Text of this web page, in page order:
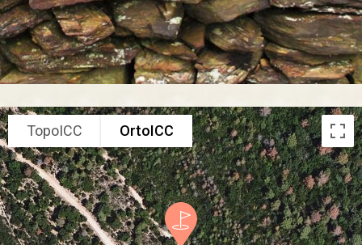
TopoICC OrtoICC